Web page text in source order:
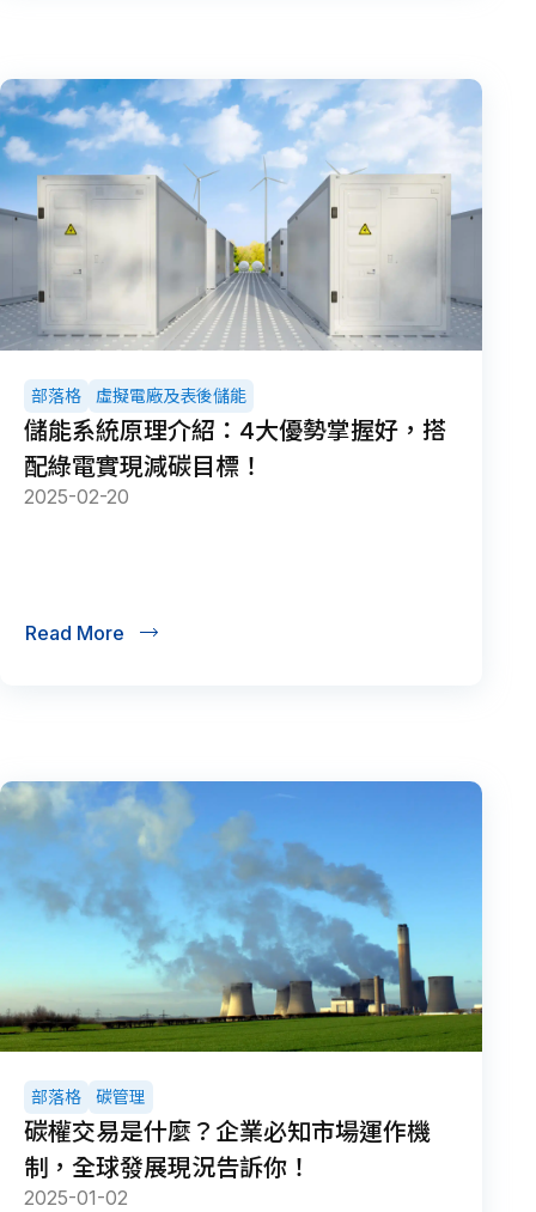
虛擬電廠及表後儲能
部落格
儲能系統原理介紹：4大優勢掌握好，搭
配綠電實現減碳目標！
2025-02-20
Read More
碳管理
部落格
碳權交易是什麼？企業必知市場運作機
制，全球發展現況告訴你！
2025-01-02